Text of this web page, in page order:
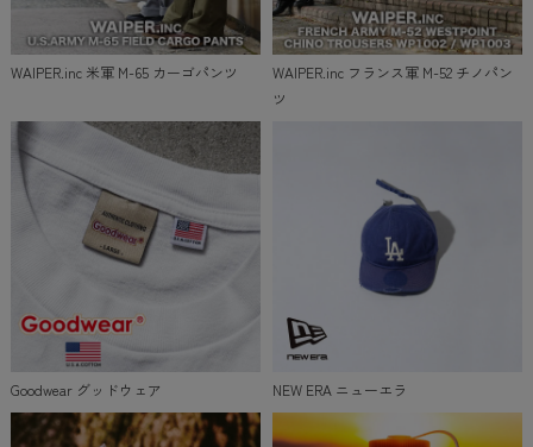
WAIPER.inc 米軍 M-65 カーゴパンツ
WAIPER.inc フランス軍 M-52 チノパン
ツ
Goodwear グッドウェア NEW ERA ニューエラ